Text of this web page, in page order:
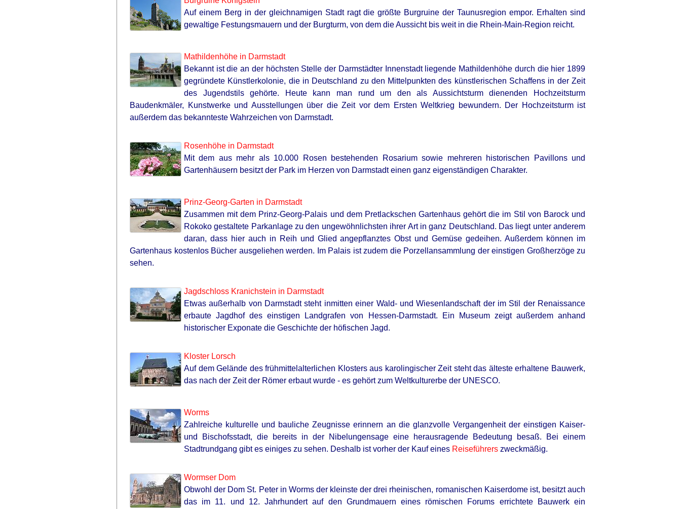
Auf einem Berg in der gleichnamigen Stadt ragt die größte Burgruine der Taunusregion empor. Erhalten sind
gewaltige Festungsmauern und der Burgturm, von dem die Aussicht bis weit in die Rhein-Main-Region reicht.
Mathildenhöhe in Darmstadt
Bekannt ist die an der höchsten Stelle der Darmstädter Innenstadt liegende Mathildenhöhe durch die hier 1899
gegründete Künstlerkolonie, die in Deutschland zu den Mittelpunkten des künstlerischen Schaffens in der Zeit
des Jugendstils gehörte. Heute kann man rund um den als Aussichtsturm dienenden Hochzeitsturm
Baudenkmäler, Kunstwerke und Ausstellungen über die Zeit vor dem Ersten Weltkrieg bewundern. Der Hochzeitsturm ist
außerdem das bekannteste Wahrzeichen von Darmstadt.
Rosenhöhe in Darmstadt
Mit dem aus mehr als 10.000 Rosen bestehenden Rosarium sowie mehreren historischen Pavillons und
Gartenhäusern besitzt der Park im Herzen von Darmstadt einen ganz eigenständigen Charakter.
Prinz-Georg-Garten in Darmstadt
Zusammen mit dem Prinz-Georg-Palais und dem Pretlackschen Gartenhaus gehört die im Stil von Barock und
Rokoko gestaltete Parkanlage zu den ungewöhnlichsten ihrer Art in ganz Deutschland. Das liegt unter anderem
daran, dass hier auch in Reih und Glied angepflanztes Obst und Gemüse gedeihen. Außerdem können im
Gartenhaus kostenlos Bücher ausgeliehen werden. Im Palais ist zudem die Porzellansammlung der einstigen Großherzöge zu
sehen.
Jagdschloss Kranichstein in Darmstadt
Etwas außerhalb von Darmstadt steht inmitten einer Wald- und Wiesenlandschaft der im Stil der Renaissance
erbaute Jagdhof des einstigen Landgrafen von Hessen-Darmstadt. Ein Museum zeigt außerdem anhand
historischer Exponate die Geschichte der höfischen Jagd.
Kloster Lorsch
Auf dem Gelände des frühmittelalterlichen Klosters aus karolingischer Zeit steht das älteste erhaltene Bauwerk,
das nach der Zeit der Römer erbaut wurde - es gehört zum Weltkulturerbe der UNESCO.
Worms
Zahlreiche kulturelle und bauliche Zeugnisse erinnern an die glanzvolle Vergangenheit der einstigen Kaiser-
und Bischofsstadt, die bereits in der Nibelungensage eine herausragende Bedeutung besaß. Bei einem
Stadtrundgang gibt es einiges zu sehen. Deshalb ist vorher der Kauf eines Reiseführers zweckmäßig.
Wormser Dom
Obwohl der Dom St. Peter in Worms der kleinste der drei rheinischen, romanischen Kaiserdome ist, besitzt auch
das im 11. und 12. Jahrhundert auf den Grundmauern eines römischen Forums errichtete Bauwerk ein
William And Kate Let Their Guard
Down, But The Cameras Were On
He Helped A Dying Polar Bear—The
Ending Is Unbelievable!
Sight To See